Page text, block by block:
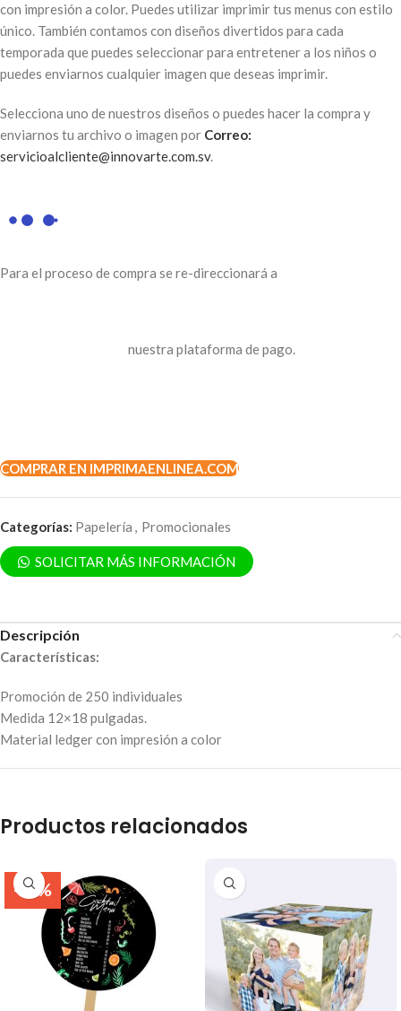
con impresión a color. Puedes utilizar imprimir tus menus con estilo
único. También contamos con diseños divertidos para cada
temporada que puedes seleccionar para entretener a los niños o
puedes enviarnos cualquier imagen que deseas imprimir.
Selecciona uno de nuestros diseños o puedes hacer la compra y
enviarnos tu archivo o imagen por Correo:
servicioalcliente@innovarte.com.sv.
Para el proceso de compra se re-direccionará a
nuestra plataforma de pago.
COMPRAR EN IMPRIMAENLINEA.COM
Categorías: Papelería , Promocionales
SOLICITAR MÁS INFORMACIÓN
Descripción
Características:
Promoción de 250 individuales
Medida 12×18 pulgadas.
Material ledger con impresión a color
Productos relacionados
-36%